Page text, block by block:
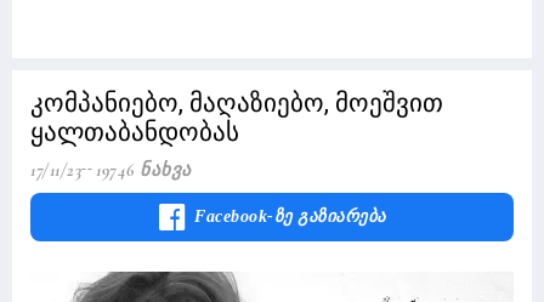
კომპანიებო, მაღაზიებო, მოეშვით
ყალთაბანდობას
17/11/23 19746 Ნახვა
Facebook-Ზე Გაზიარება